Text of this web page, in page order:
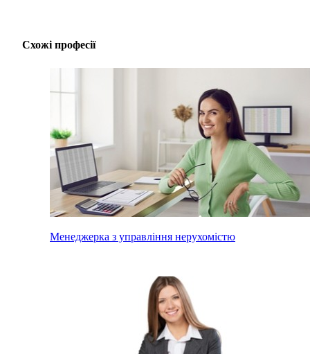
Схожі професії
Менеджерка з управління нерухомістю